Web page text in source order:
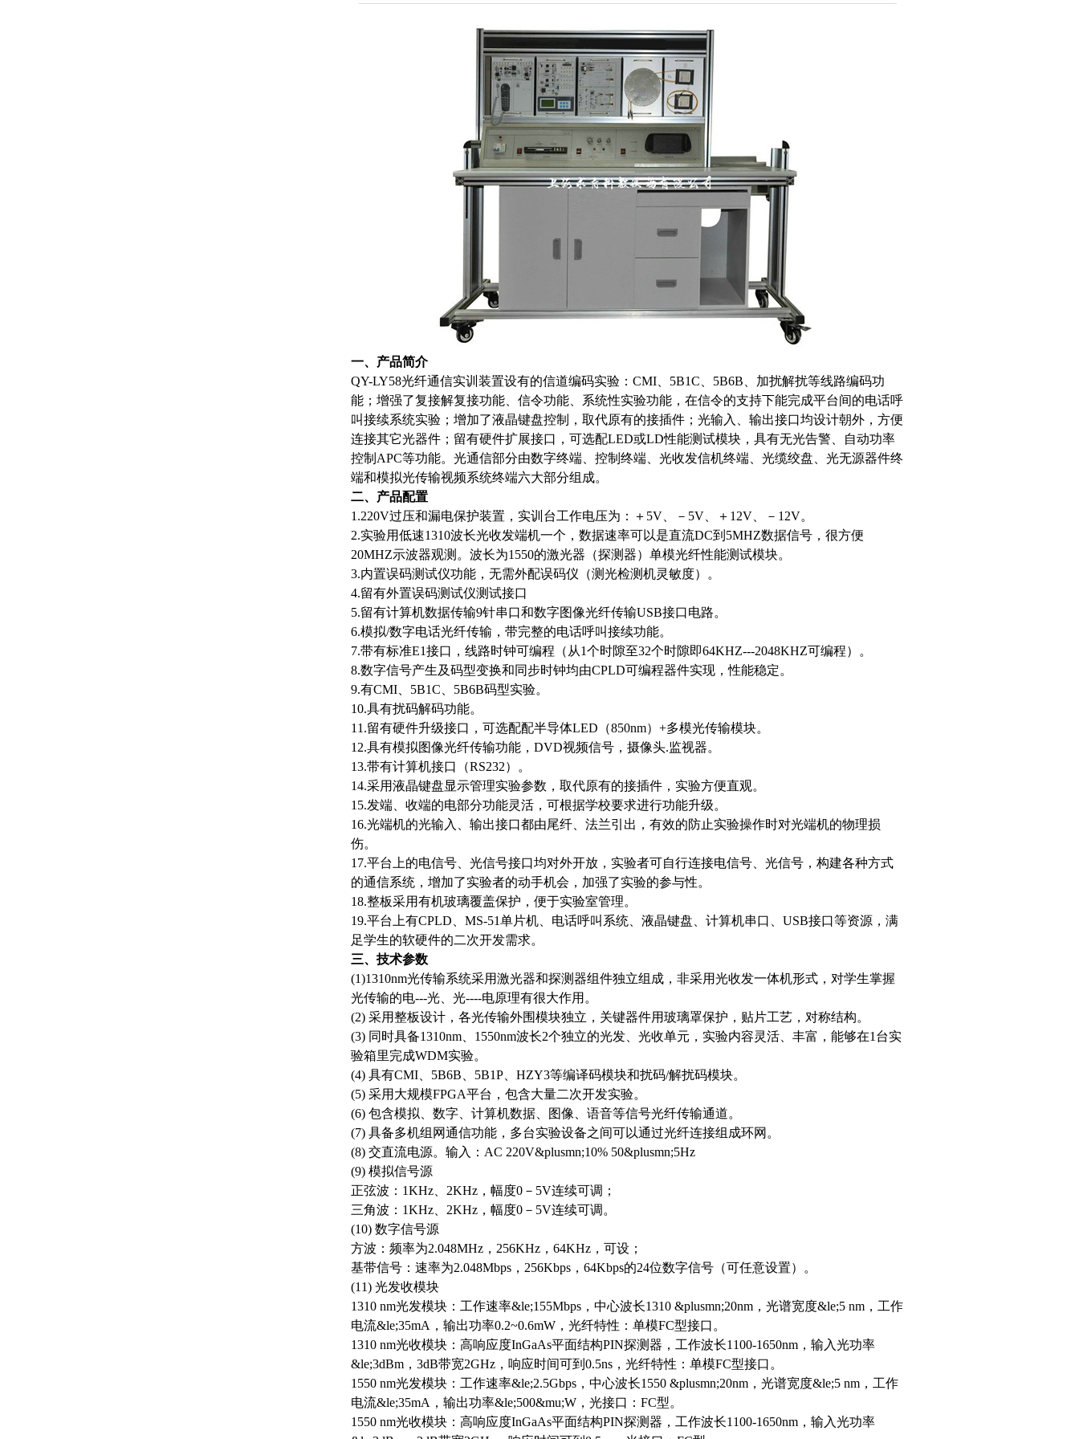
一、产品简介
QY-LY58光纤通信实训装置设有的信道编码实验：CMI、5B1C、5B6B、加扰解扰等线路编码功
能；增强了复接解复接功能、信令功能、系统性实验功能，在信令的支持下能完成平台间的电话呼
叫接续系统实验；增加了液晶键盘控制，取代原有的接插件；光输入、输出接口均设计朝外，方便
连接其它光器件；留有硬件扩展接口，可选配LED或LD性能测试模块，具有无光告警、自动功率
控制APC等功能。光通信部分由数字终端、控制终端、光收发信机终端、光缆绞盘、光无源器件终
端和模拟光传输视频系统终端六大部分组成。
二、产品配置
1.220V过压和漏电保护装置，实训台工作电压为：＋5V、－5V、＋12V、－12V。
2.实验用低速1310波长光收发端机一个，数据速率可以是直流DC到5MHZ数据信号，很方便
20MHZ示波器观测。波长为1550的激光器（探测器）单模光纤性能测试模块。
3.内置误码测试仪功能，无需外配误码仪（测光检测机灵敏度）。
4.留有外置误码测试仪测试接口
5.留有计算机数据传输9针串口和数字图像光纤传输USB接口电路。
6.模拟/数字电话光纤传输，带完整的电话呼叫接续功能。
7.带有标准E1接口，线路时钟可编程（从1个时隙至32个时隙即64KHZ---2048KHZ可编程）。
8.数字信号产生及码型变换和同步时钟均由CPLD可编程器件实现，性能稳定。
9.有CMI、5B1C、5B6B码型实验。
10.具有扰码解码功能。
11.留有硬件升级接口，可选配配半导体LED（850nm）+多模光传输模块。
12.具有模拟图像光纤传输功能，DVD视频信号，摄像头.监视器。
13.带有计算机接口（RS232）。
14.采用液晶键盘显示管理实验参数，取代原有的接插件，实验方便直观。
15.发端、收端的电部分功能灵活，可根据学校要求进行功能升级。
16.光端机的光输入、输出接口都由尾纤、法兰引出，有效的防止实验操作时对光端机的物理损
伤。
17.平台上的电信号、光信号接口均对外开放，实验者可自行连接电信号、光信号，构建各种方式
的通信系统，增加了实验者的动手机会，加强了实验的参与性。
18.整板采用有机玻璃覆盖保护，便于实验室管理。
19.平台上有CPLD、MS-51单片机、电话呼叫系统、液晶键盘、计算机串口、USB接口等资源，满
足学生的软硬件的二次开发需求。
三、技术参数
(1)1310nm光传输系统采用激光器和探测器组件独立组成，非采用光收发一体机形式，对学生掌握
光传输的电---光、光----电原理有很大作用。
(2) 采用整板设计，各光传输外围模块独立，关键器件用玻璃罩保护，贴片工艺，对称结构。
(3) 同时具备1310nm、1550nm波长2个独立的光发、光收单元，实验内容灵活、丰富，能够在1台实
验箱里完成WDM实验。
(4) 具有CMI、5B6B、5B1P、HZY3等编译码模块和扰码/解扰码模块。
(5) 采用大规模FPGA平台，包含大量二次开发实验。
(6) 包含模拟、数字、计算机数据、图像、语音等信号光纤传输通道。
(7) 具备多机组网通信功能，多台实验设备之间可以通过光纤连接组成环网。
(8) 交直流电源。输入：AC 220V&plusmn;10% 50&plusmn;5Hz
(9) 模拟信号源
正弦波：1KHz、2KHz，幅度0－5V连续可调；
三角波：1KHz、2KHz，幅度0－5V连续可调。
(10) 数字信号源
方波：频率为2.048MHz，256KHz，64KHz，可设；
基带信号：速率为2.048Mbps，256Kbps，64Kbps的24位数字信号（可任意设置）。
(11) 光发收模块
1310 nm光发模块：工作速率&le;155Mbps，中心波长1310 &plusmn;20nm，光谱宽度&le;5 nm，工作
电流&le;35mA，输出功率0.2~0.6mW，光纤特性：单模FC型接口。
1310 nm光收模块：高响应度InGaAs平面结构PIN探测器，工作波长1100-1650nm，输入光功率
&le;3dBm，3dB带宽2GHz，响应时间可到0.5ns，光纤特性：单模FC型接口。
1550 nm光发模块：工作速率&le;2.5Gbps，中心波长1550 &plusmn;20nm，光谱宽度&le;5 nm，工作
电流&le;35mA，输出功率&le;500&mu;W，光接口：FC型。
1550 nm光收模块：高响应度InGaAs平面结构PIN探测器，工作波长1100-1650nm，输入光功率